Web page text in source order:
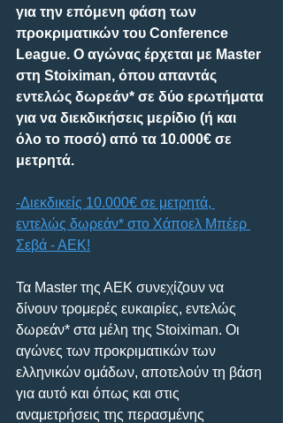
για την επόμενη φάση των
προκριματικών του Conference
League. Ο αγώνας έρχεται με Master
στη Stoiximan, όπου απαντάς
εντελώς δωρεάν* σε δύο ερωτήματα
για να διεκδικήσεις μερίδιο (ή και
όλο το ποσό) από τα 10.000€ σε
μετρητά.
-Διεκδικείς 10.000€ σε μετρητά,
εντελώς δωρεάν* στο Χάποελ Μπέερ
Σεβά - ΑΕΚ!
Τα Master της ΑΕΚ συνεχίζουν να
δίνουν τρομερές ευκαιρίες, εντελώς
δωρεάν* στα μέλη της Stoiximan. Οι
αγώνες των προκριματικών των
ελληνικών ομάδων, αποτελούν τη βάση
για αυτό και όπως και στις
αναμετρήσεις της περασμένης